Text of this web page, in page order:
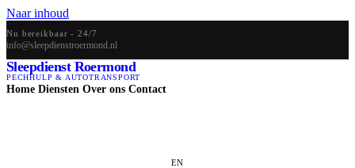
Naar inhoud
Nu bereikbaar - 24/7
info@sleepdienstroermond.nl
Sleepdienst Roermond
PECHHULP & AUTOTRANSPORT
Home Diensten Over ons Contact
EN